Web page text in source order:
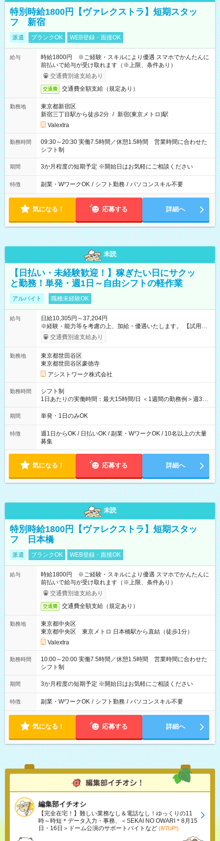
特別時給1800円【ヴァレクストラ】短期スタッ
フ 新宿
派遣 ブランクOK WEB登録・面接OK
給与
時給1800円 ※ご経験・スキルにより優遇 スマホでかんたんに
前払いで給与が受け取れます（※上限、条件あり）
交通費別途支給あり
交通費 交通費全額支給（規定あり）
勤務地
東京都新宿区
新宿三丁目駅から徒歩2分 / 新宿(東京メトロ)駅
Valextra
勤務時間
09:30～20:30 実働7.5時間／休憩1.5時間 営業時間に合わせた
シフト制
期間 3か月程度の短期予定 ※開始日はお気軽にご相談ください
特徴 副業・WワークOK / シフト勤務 / パソコンスキル不要
気になる！ 応募する 詳細へ
未読
【日払い・未経験歓迎！】稼ぎたい日にサクッ
と勤務！単発・週1日～自由シフトの軽作業
アルバイト 職種未経験OK
給与
日給10,305円～37,204円
※経験・能力等を考慮の上、加給・優遇いたします。 【試用期
間】試用期間なし
交通費別途支給あり
勤務地
東京都世田谷区
東京都世田谷区豪徳寺
アシストワーク株式会社
勤務時間
シフト制
1日あたりの実働時間：最大15時間/日 ＜1週間の勤務例＞週3回
勤務 勤務：月・水・金 休み：火・木・土・日 好きな時にお仕事
可能です！ ※1日あたりの最大実働時間は日勤、夜勤共に勤務し
期間 単発・1日のみOK
特徴
週1日からOK / 日払いOK / 副業・WワークOK / 10名以上の大量
募集
気になる！ 応募する 詳細へ
未読
特別時給1800円【ヴァレクストラ】短期スタッ
フ 日本橋
派遣 ブランクOK WEB登録・面接OK
給与
時給1800円 ※ご経験・スキルにより優遇 スマホでかんたんに
前払いで給与が受け取れます（※上限、条件あり）
交通費別途支給あり
交通費 交通費全額支給（規定あり）
勤務地
東京都中央区
東京都中央区 東京メトロ 日本橋駅から直結（徒歩1分）
Valextra
勤務時間
10:00～20:00 実働7.5時間／休憩1.5時間 営業時間に合わせた
シフト制
期間 3か月程度の短期予定 ※開始日はお気軽にご相談ください
特徴 副業・WワークOK / シフト勤務 / パソコンスキル不要
気になる！ 応募する 詳細へ
編集部イチオシ
【完全在宅！】難しい業務なし＆電話なし！ゆっくりの11
時～時短＊データ入力・事務、＜SEKAI NO OWARI＊8月15
日・16日＞ドーム公演のサポートバイトなど (8/7UP!)